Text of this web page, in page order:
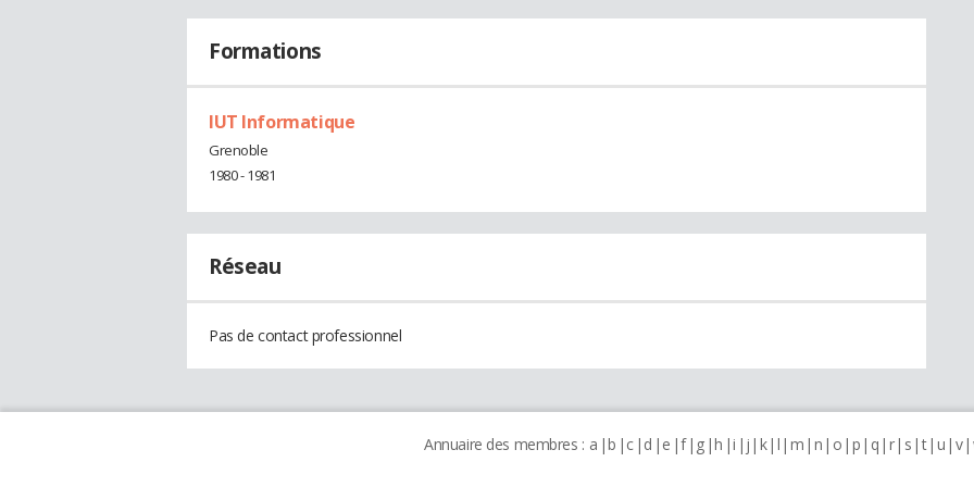
Formations
IUT Informatique
Grenoble
1980 - 1981
Réseau
Pas de contact professionnel
Annuaire des membres : a b c d e f g h i j k l m n o p q r s t u v